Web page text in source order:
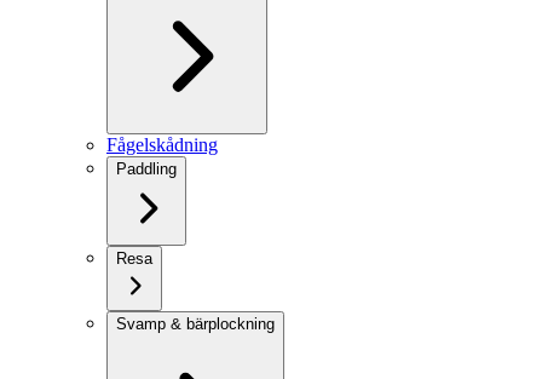
Fågelskådning
Paddling
Resa
Svamp & bärplockning